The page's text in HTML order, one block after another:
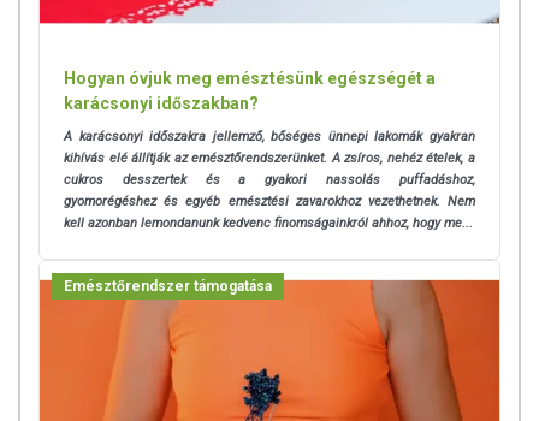
Hogyan óvjuk meg emésztésünk egészségét a
karácsonyi időszakban?
A karácsonyi időszakra jellemző, bőséges ünnepi lakomák gyakran
kihívás elé állítják az emésztőrendszerünket. A zsíros, nehéz ételek, a
cukros desszertek és a gyakori nassolás puffadáshoz,
gyomorégéshez és egyéb emésztési zavarokhoz vezethetnek. Nem
kell azonban lemondanunk kedvenc finomságainkról ahhoz, hogy me...
Emésztőrendszer támogatása